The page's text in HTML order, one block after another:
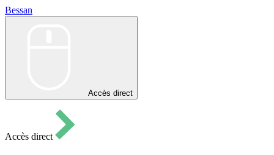
Bessan
Accès direct
Accès direct